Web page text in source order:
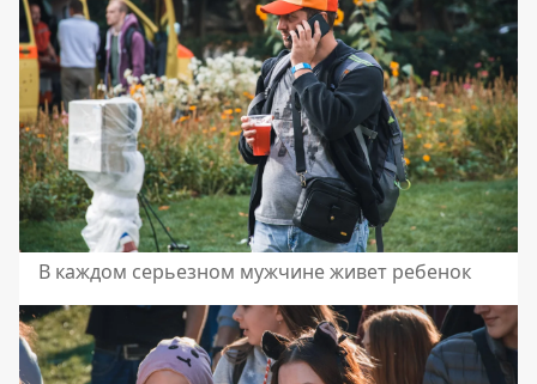
В каждом серьезном мужчине живет ребенок